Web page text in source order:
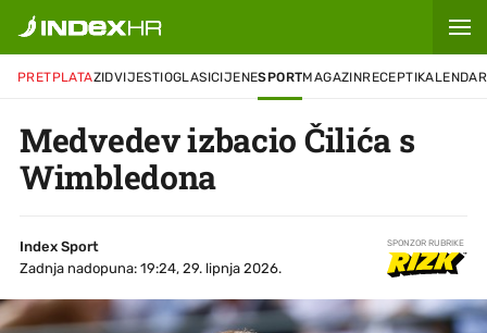
PRETPLATAZIDVIJESTIOGLASICIJENESPORTMAGAZINRECEPTIKALENDAR
Medvedev izbacio Čilića s
Wimbledona
Index Sport
Zadnja nadopuna: 19:24, 29. lipnja 2026.
SPONZOR RUBRIKE